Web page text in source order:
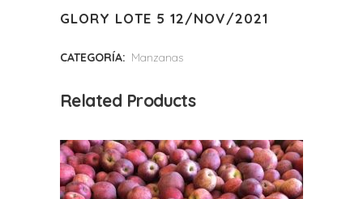
GLORY LOTE 5 12/NOV/2021
CATEGORÍA: Manzanas
Related Products